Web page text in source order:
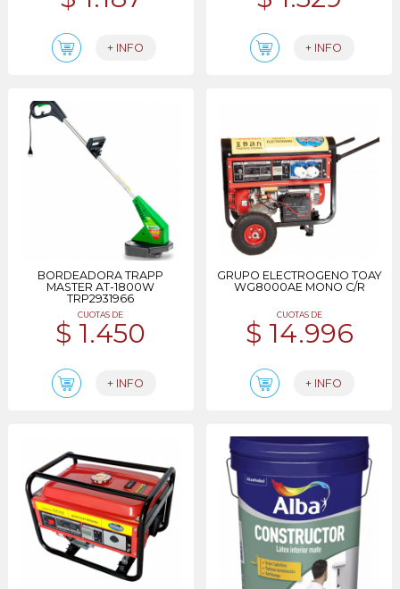
+ INFO + INFO
BORDEADORA TRAPP
MASTER AT-1800W
TRP2931966
CUOTAS DE
$ 1.450
+ INFO
GRUPO ELECTROGENO TOAY
WG8000AE MONO C/R
CUOTAS DE
$ 14.996
+ INFO